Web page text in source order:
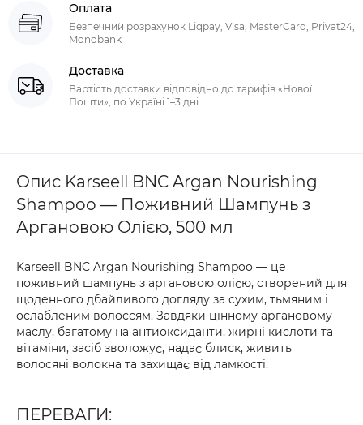
Оплата
Безпечний розрахунок Liqpay, Visa, MasterCard, Privat24,
Monobank
Доставка
Вартість доставки відповідно до тарифів «Нової
Пошти», по Україні 1–3 дні
Опис Karseell BNC Argan Nourishing
Shampoo — Поживний Шампунь з
Аргановою Олією, 500 мл
Karseell BNC Argan Nourishing Shampoo — це
поживний шампунь з аргановою олією, створений для
щоденного дбайливого догляду за сухим, тьмяним і
ослабленим волоссям. Завдяки цінному аргановому
маслу, багатому на антиоксиданти, жирні кислоти та
вітаміни, засіб зволожує, надає блиск, живить
волосяні волокна та захищає від ламкості.
ПЕРЕВАГИ: